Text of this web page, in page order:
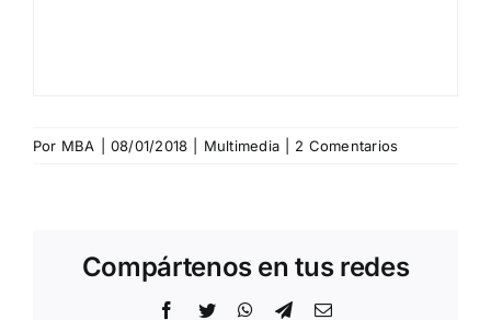
Por MBA 08/01/2018 Multimedia 2 Comentarios
Compártenos en tus redes
Facebook
Twitter WhatsApp
TelegramCorreo